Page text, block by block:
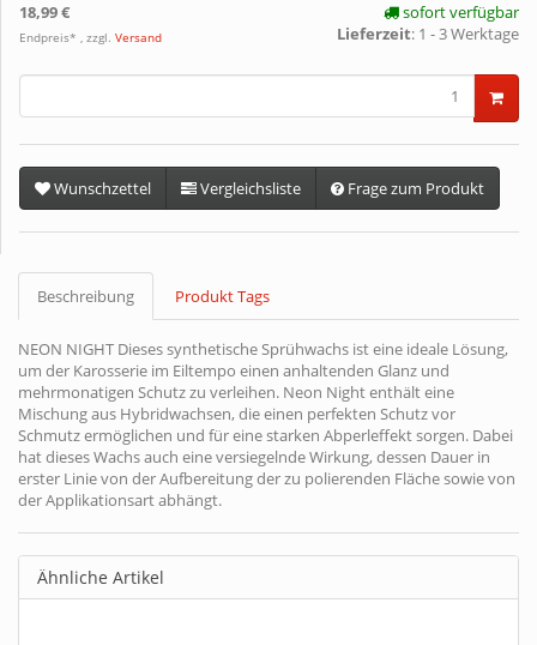
18,99 €
Endpreis* , zzgl. Versand
sofort verfügbar
Lieferzeit: 1 - 3 Werktage
Wunschzettel Vergleichsliste Frage zum Produkt
Beschreibung Produkt Tags
NEON NIGHT Dieses synthetische Sprühwachs ist eine ideale Lösung,
um der Karosserie im Eiltempo einen anhaltenden Glanz und
mehrmonatigen Schutz zu verleihen. Neon Night enthält eine
Mischung aus Hybridwachsen, die einen perfekten Schutz vor
Schmutz ermöglichen und für eine starken Abperleffekt sorgen. Dabei
hat dieses Wachs auch eine versiegelnde Wirkung, dessen Dauer in
erster Linie von der Aufbereitung der zu polierenden Fläche sowie von
der Applikationsart abhängt.
Ähnliche Artikel